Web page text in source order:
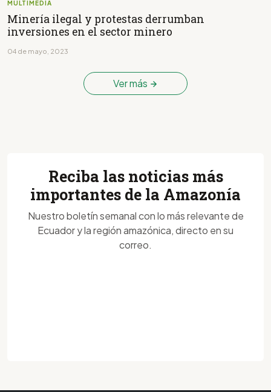
MULTIMEDIA
Minería ilegal y protestas derrumban
inversiones en el sector minero
04 de mayo, 2023
Ver más
Reciba las noticias más
importantes de la Amazonía
Nuestro boletín semanal con lo más relevante de
Ecuador y la región amazónica, directo en su
correo.